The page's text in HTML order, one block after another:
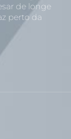
de longe
perto da